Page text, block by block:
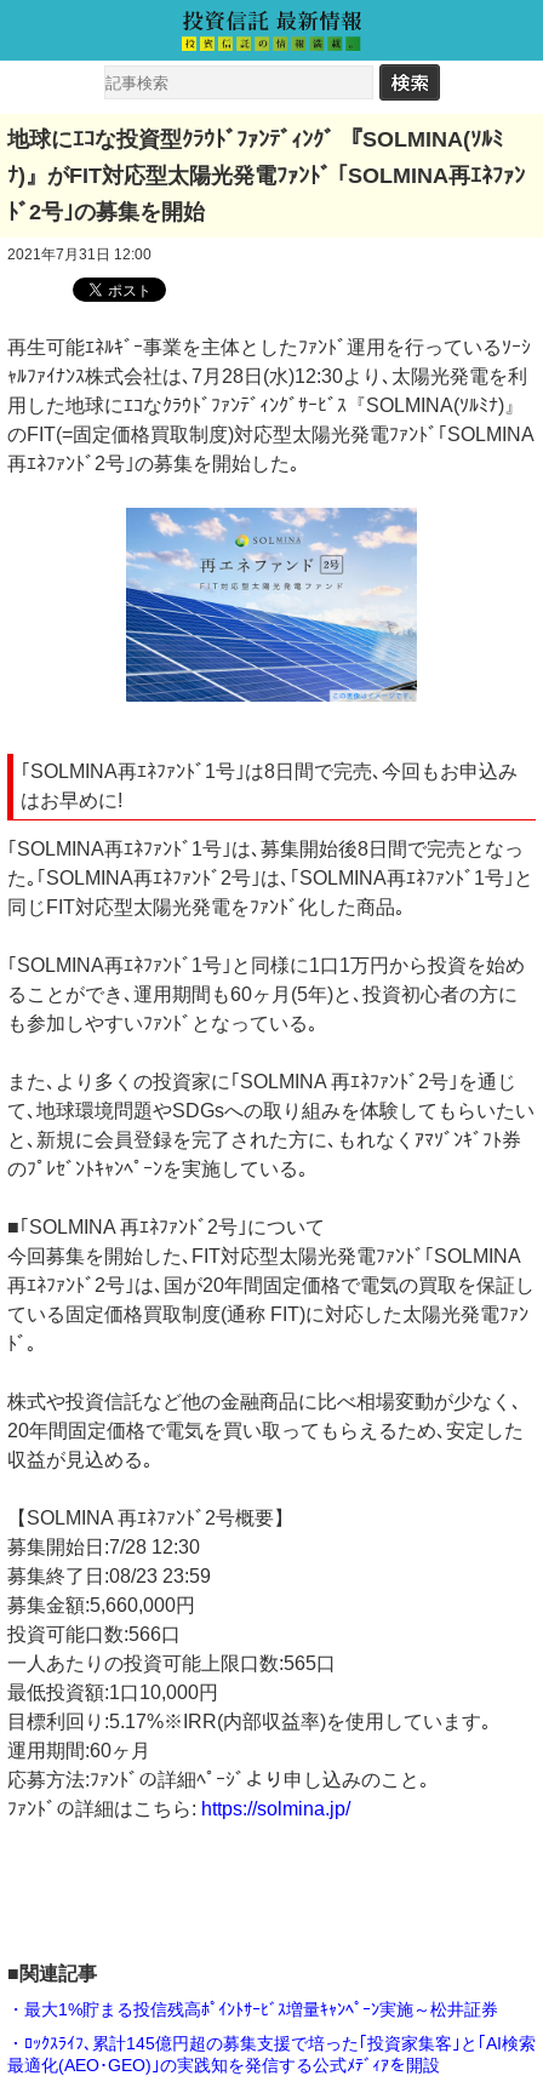
地球にｴｺな投資型ｸﾗｳﾄﾞﾌｧﾝﾃﾞｨﾝｸﾞ 『SOLMINA(ｿﾙﾐ
ﾅ)』がFIT対応型太陽光発電ﾌｧﾝﾄﾞ ｢SOLMINA再ｴﾈﾌｧﾝ
ﾄﾞ2号｣の募集を開始
2021年7月31日 12:00
再生可能ｴﾈﾙｷﾞｰ事業を主体としたﾌｧﾝﾄﾞ運用を行っているｿｰｼ
ｬﾙﾌｧｲﾅﾝｽ株式会社は､7月28日(水)12:30より､太陽光発電を利
用した地球にｴｺなｸﾗｳﾄﾞﾌｧﾝﾃﾞｨﾝｸﾞｻｰﾋﾞｽ『SOLMINA(ｿﾙﾐﾅ)』
のFIT(=固定価格買取制度)対応型太陽光発電ﾌｧﾝﾄﾞ｢SOLMINA
再ｴﾈﾌｧﾝﾄﾞ2号｣の募集を開始した｡
｢SOLMINA再ｴﾈﾌｧﾝﾄﾞ1号｣は8日間で完売､今回もお申込み
はお早めに!
｢SOLMINA再ｴﾈﾌｧﾝﾄﾞ1号｣は､募集開始後8日間で完売となっ
た｡｢SOLMINA再ｴﾈﾌｧﾝﾄﾞ2号｣は､｢SOLMINA再ｴﾈﾌｧﾝﾄﾞ1号｣と
同じFIT対応型太陽光発電をﾌｧﾝﾄﾞ化した商品｡
｢SOLMINA再ｴﾈﾌｧﾝﾄﾞ1号｣と同様に1口1万円から投資を始め
ることができ､運用期間も60ヶ月(5年)と､投資初心者の方に
も参加しやすいﾌｧﾝﾄﾞとなっている｡
また､より多くの投資家に｢SOLMINA 再ｴﾈﾌｧﾝﾄﾞ2号｣を通じ
て､地球環境問題やSDGsへの取り組みを体験してもらいたい
と､新規に会員登録を完了された方に､もれなくｱﾏｿﾞﾝｷﾞﾌﾄ券
のﾌﾟﾚｾﾞﾝﾄｷｬﾝﾍﾟｰﾝを実施している｡
■｢SOLMINA 再ｴﾈﾌｧﾝﾄﾞ2号｣について
今回募集を開始した､FIT対応型太陽光発電ﾌｧﾝﾄﾞ｢SOLMINA
再ｴﾈﾌｧﾝﾄﾞ2号｣は､国が20年間固定価格で電気の買取を保証し
ている固定価格買取制度(通称 FIT)に対応した太陽光発電ﾌｧﾝ
ﾄﾞ｡
株式や投資信託など他の金融商品に比べ相場変動が少なく､
20年間固定価格で電気を買い取ってもらえるため､安定した
収益が見込める｡
【SOLMINA 再ｴﾈﾌｧﾝﾄﾞ2号概要】
募集開始日:7/28 12:30
募集終了日:08/23 23:59
募集金額:5,660,000円
投資可能口数:566口
一人あたりの投資可能上限口数:565口
最低投資額:1口10,000円
目標利回り:5.17%※IRR(内部収益率)を使用しています｡
運用期間:60ヶ月
応募方法:ﾌｧﾝﾄﾞの詳細ﾍﾟｰｼﾞより申し込みのこと｡
ﾌｧﾝﾄﾞの詳細はこちら: https://solmina.jp/
■関連記事
・最大1%貯まる投信残高ﾎﾟｲﾝﾄｻｰﾋﾞｽ増量ｷｬﾝﾍﾟｰﾝ実施～松井証券
・ﾛｯｸｽﾗｲﾌ､累計145億円超の募集支援で培った｢投資家集客｣と｢AI検索
最適化(AEO･GEO)｣の実践知を発信する公式ﾒﾃﾞｨｱを開設